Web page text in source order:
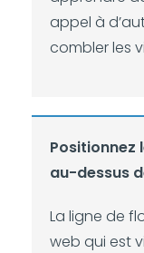
appel à
combler les
au-dessus
La ligne de
web qui est